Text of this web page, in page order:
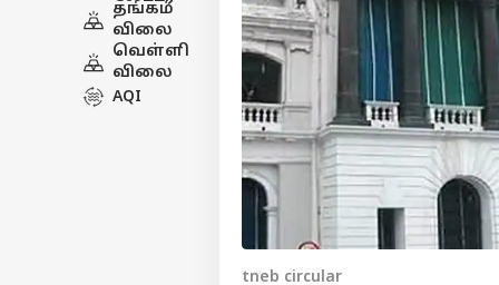
தங்கம்
விலை
வெள்ளி
விலை
AQI
tneb circular